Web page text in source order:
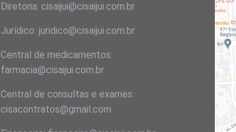
Diretoria: cisaijui@cisaijui.com.br
Jurídico: juridico@cisaijui.com.br
Central de medicamentos:
farmacia@cisaijui.com.br
Central de consultas e exames:
cisacontratos@gmail.com